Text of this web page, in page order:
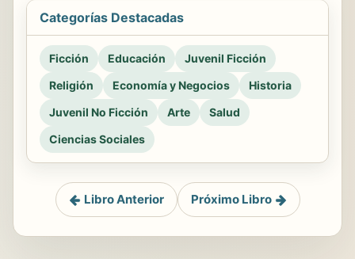
Categorías Destacadas
Ficción Educación
Juvenil Ficción
Religión
Economía y Negocios
Historia
Juvenil No Ficción
Arte
Salud
Ciencias Sociales
Libro Anterior Próximo Libro